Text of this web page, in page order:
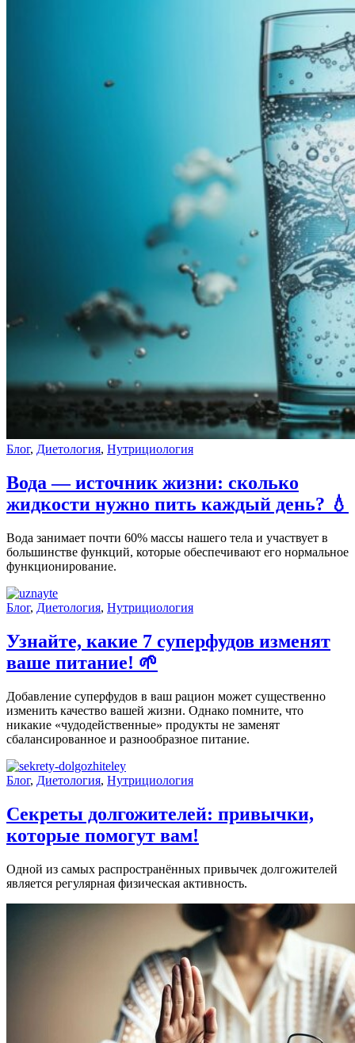
Блог, Диетология, Нутрициология
Вода — источник жизни: сколько
жидкости нужно пить каждый день? 💧
Вода занимает почти 60% массы нашего тела и участвует в
большинстве функций, которые обеспечивают его нормальное
функционирование.
Блог, Диетология, Нутрициология
Узнайте, какие 7 суперфудов изменят
ваше питание! 🌱
Добавление суперфудов в ваш рацион может существенно
изменить качество вашей жизни. Однако помните, что
никакие «чудодейственные» продукты не заменят
сбалансированное и разнообразное питание.
Блог, Диетология, Нутрициология
Секреты долгожителей: привычки,
которые помогут вам!
Одной из самых распространённых привычек долгожителей
является регулярная физическая активность.